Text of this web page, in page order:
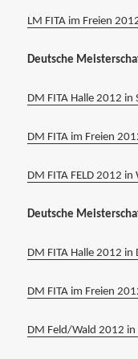
LM FITA im Freien
Deutsche
DM FITA Halle 2012 in
DM FITA im Freien
DM FITA FELD 2012
Deutsche
DM FITA Halle 2012 in
DM FITA im Freien
DM Feld/Wald 2012 in